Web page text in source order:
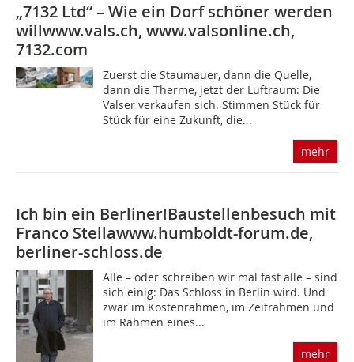
„7132 Ltd“ – Wie ein Dorf schöner werden
willwww.vals.ch, www.valsonline.ch,
7132.com
Zuerst die Staumauer, dann die Quelle,
dann die Therme, jetzt der Luftraum: Die
Valser verkaufen sich. Stimmen Stück für
Stück für eine Zukunft, die...
mehr
Ich bin ein Berliner!Baustellenbesuch mit
Franco Stellawww.humboldt-forum.de,
berliner-schloss.de
Alle – oder schreiben wir mal fast alle – sind
sich einig: Das Schloss in Berlin wird. Und
zwar im Kostenrahmen, im Zeitrahmen und
im Rahmen eines...
mehr